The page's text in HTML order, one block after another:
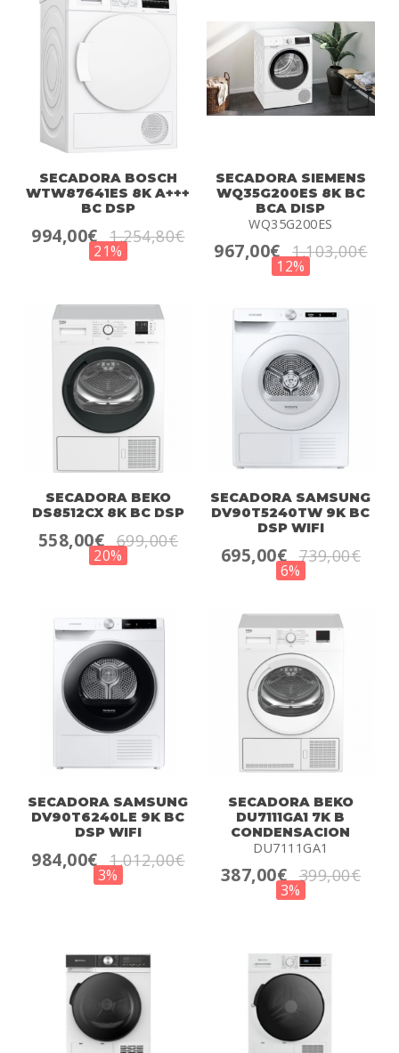
SECADORA BOSCH
WTW87641ES 8K A+++
BC DSP
994,00€ 1.254,80€
21%
SECADORA SIEMENS
WQ35G200ES 8K BC
BCA DISP
WQ35G200ES
967,00€ 1.103,00€
12%
SECADORA BEKO
DS8512CX 8K BC DSP
558,00€ 699,00€
20%
SECADORA SAMSUNG
DV90T5240TW 9K BC
DSP WIFI
695,00€ 739,00€
6%
SECADORA SAMSUNG
DV90T6240LE 9K BC
DSP WIFI
984,00€ 1.012,00€
3%
SECADORA BEKO
DU7111GA1 7K B
CONDENSACION
DU7111GA1
387,00€ 399,00€
3%